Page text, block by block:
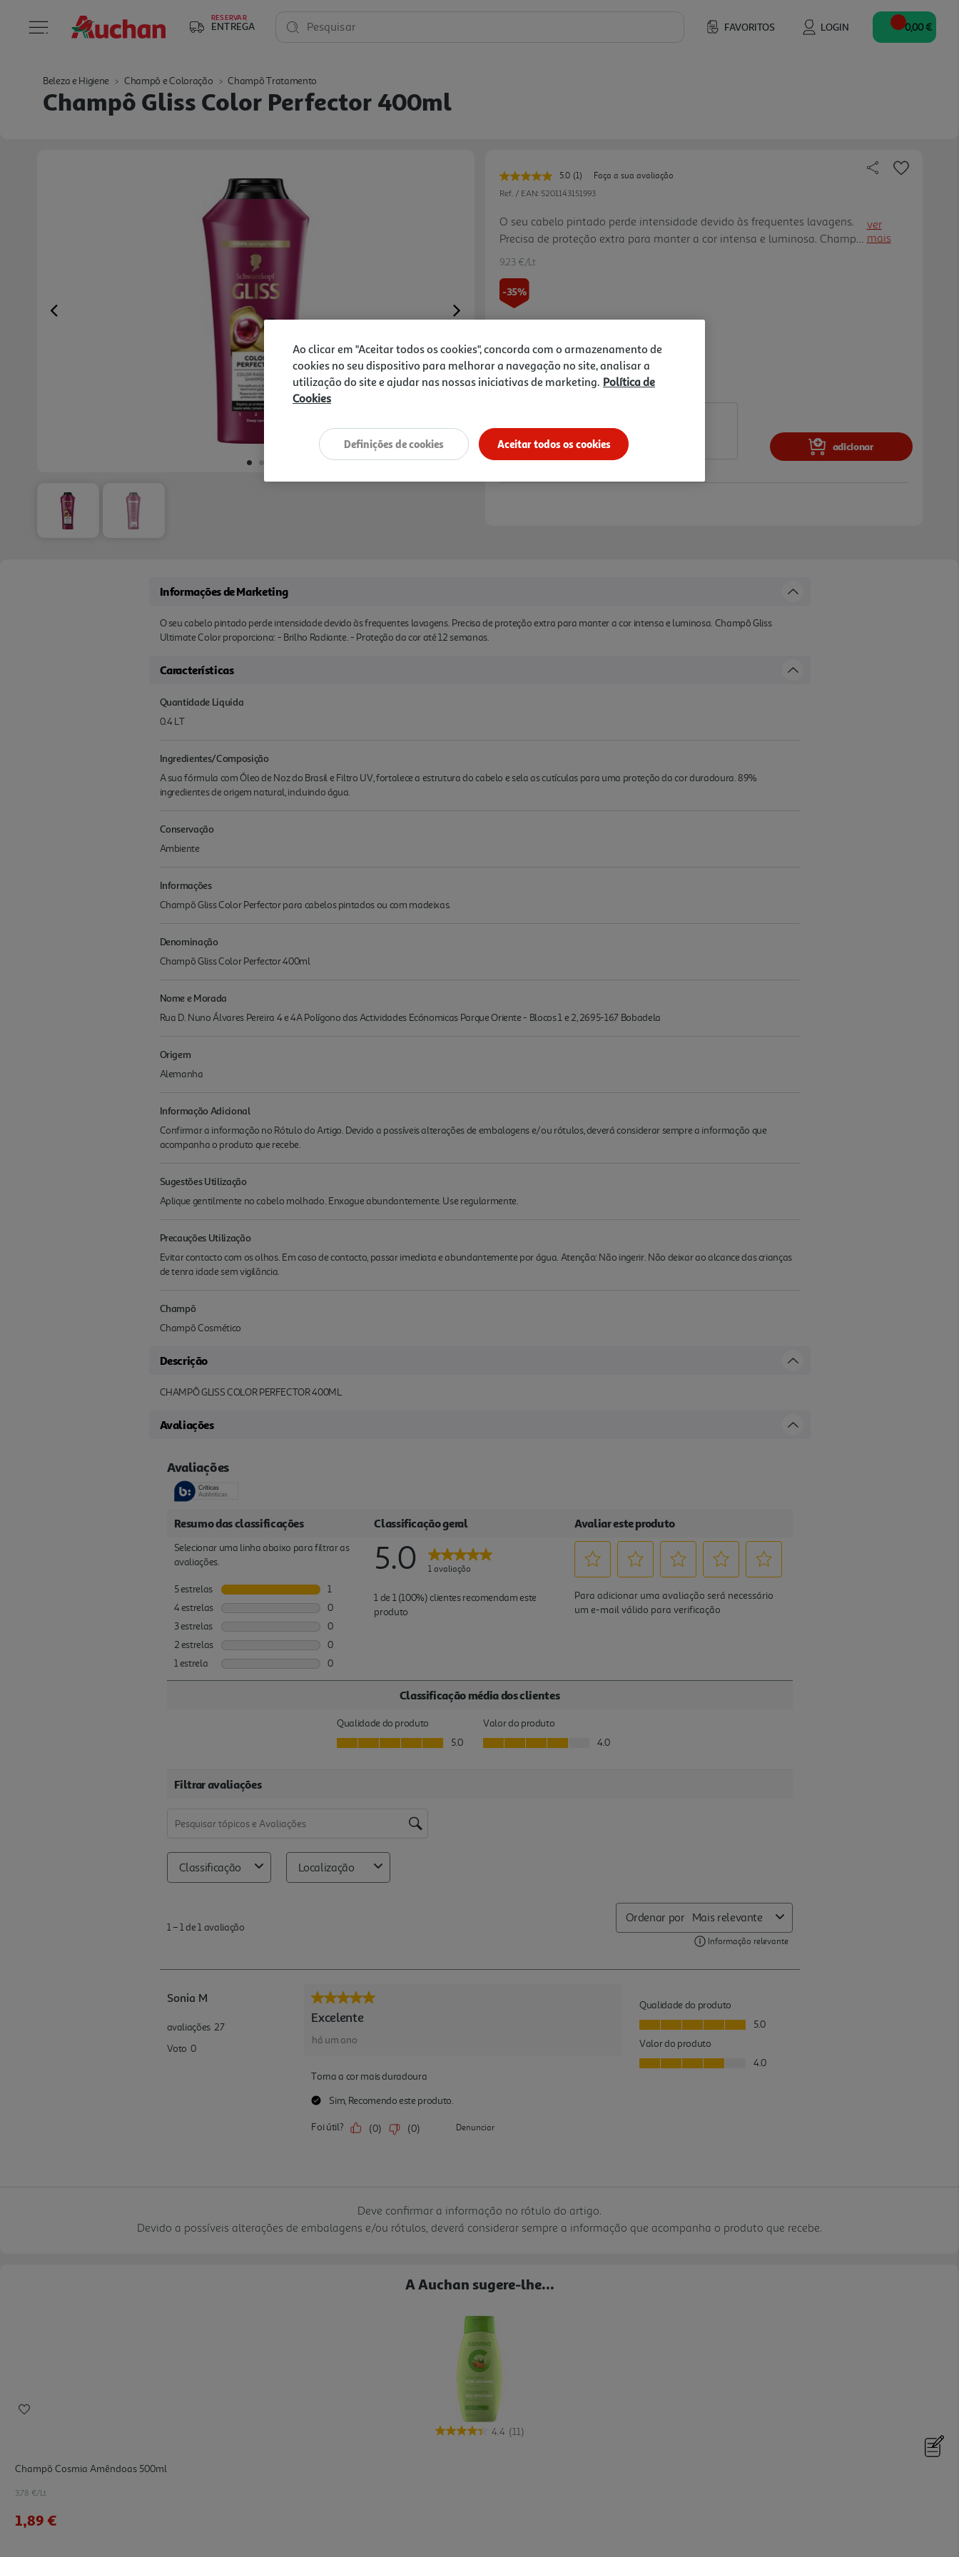
RESERVAR
ENTREGA FAVORITOS LOGIN
Pesquisar 0,00 €
Beleza e Higiene Champô e Coloração Champô Tratamento
Champô Gliss Color Perfector 400ml
Previous Next
5.0 Leu
uma
Link
para
a
(1)
Faça a sua avaliação
Ref. / EAN: 5201143151993
O seu cabelo pintado perde intensidade devido às frequentes lavagens.
Precisa de proteção extra para manter a cor intensa e luminosa. Champô
Gliss Ultimate Color proporciona: - Brilho Radiante. - Proteção da cor até
ver
mais
9.23 €/Lt
-35%
Price reduced from
to
3,69 €
de 15/4/2024 a 19/8/2026
Notas de preparação
adicionar
Informações de Marketing
O seu cabelo pintado perde intensidade devido às frequentes lavagens. Precisa de proteção extra para manter a cor intensa e luminosa. Champô Gliss
Ultimate Color proporciona: - Brilho Radiante. - Proteção da cor até 12 semanas.
Características
Quantidade Liquida
0.4 LT
Ingredientes/Composição
A sua fórmula com Óleo de Noz do Brasil e Filtro UV, fortalece a estrutura do cabelo e sela as cutículas para uma proteção da cor duradoura. 89%
ingredientes de origem natural, incluindo água.
Conservação
Ambiente
Informações
Champô Gliss Color Perfector para cabelos pintados ou com madeixas.
Denominação
Champô Gliss Color Perfector 400ml
Nome e Morada
Rua D. Nuno Álvares Pereira 4 e 4A Polígono das Actividades Ecónomicas Parque Oriente - Blocos 1 e 2, 2695-167 Bobadela
Origem
Alemanha
Informação Adicional
Confirmar a informação no Rótulo do Artigo. Devido a possíveis alterações de embalagens e/ou rótulos, deverá considerar sempre a informação que
acompanha o produto que recebe.
Sugestões Utilização
Aplique gentilmente no cabelo molhado. Enxague abundantemente. Use regularmente.
Precauções Utilização
Evitar contacto com os olhos. Em caso de contacto, passar imediata e abundantemente por água. Atenção: Não ingerir. Não deixar ao alcance das crianças
de tenra idade sem vigilância.
Champô
Champô Cosmético
Descrição
CHAMPÔ GLISS COLOR PERFECTOR 400ML
Avaliações
Deve confirmar a informação no rótulo do artigo.
Devido a possíveis alterações de embalagens e/ou rótulos, deverá considerar sempre a informação que acompanha o produto que recebe.
A Auchan sugere-lhe...
4.4 (11)
Champô Cosmia Amêndoas 500ml
3.78 €/Lt
1,89 €
Ao clicar em "Aceitar todos os cookies", concorda com o armazenamento de
cookies no seu dispositivo para melhorar a navegação no site, analisar a
utilização do site e ajudar nas nossas iniciativas de marketing. Política de
Cookies
Aceitar todos os cookies
Definições de cookies